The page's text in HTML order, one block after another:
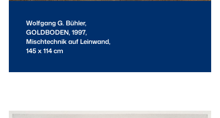
Wolfgang G. Bühler,
GOLDBODEN, 1997,
Mischtechnik auf Leinwand,
145 x 114 cm